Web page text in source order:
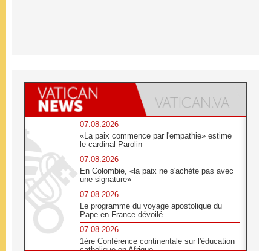
07.08.2026
«La paix commence par l'empathie» estime
le cardinal Parolin
07.08.2026
En Colombie, «la paix ne s'achète pas avec
une signature»
07.08.2026
Le programme du voyage apostolique du
Pape en France dévoilé
07.08.2026
1ère Conférence continentale sur l'éducation